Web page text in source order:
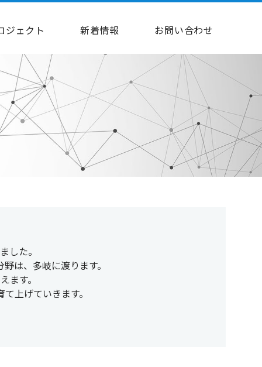
ジェクト 新着情報 お問い合わせ
した。
は、多岐に渡ります。
ます。
上げていきます。